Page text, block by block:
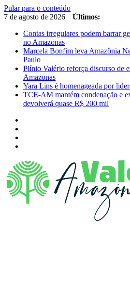
Pular para o conteúdo
7 de agosto de 2026
Últimos:
Contas irregulares podem barrar
no Amazonas
Marcela Bonfim leva Amazônia
Paulo
Plínio Valério reforça discurso de
Amazonas
Yara Lins é homenageada por
TCE-AM mantém condenação e
devolverá quase R$ 200 mil